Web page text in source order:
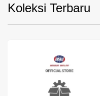
Koleksi Terbaru